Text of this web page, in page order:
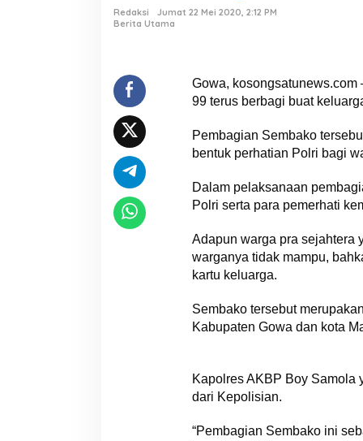
Redaksi
Jumat 22 Mei 2020, 2:12 PM
Berita Utama
Gowa,
99 terus berbagi buat
Pembagian Sembako
bentuk perhatian Polri bagi
Dalam pelaksanaan
Polri serta para pemerhati
Adapun warga pra sejahtera
warganya tidak mampu,
kartu keluarga.
Sembako tersebut
Kabupaten Gowa dan kota
Kapolres AKBP Boy Samola
dari Kepolisian.
“Pembagian Sembako ini